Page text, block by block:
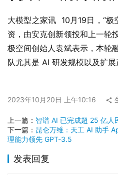
大模型之家讯  10月19日，“
资，由安克创新领投和上一轮
极空间创始人袁斌表示，本轮
队尤其是 AI 研发规模以及扩展
2023年10月20日 上午10:16
上一篇： 智谱 AI 已完成超 25 亿人
下一篇： 昆仑万维：天工 AI 助手
理能力领先 GPT-3.5
发表回复